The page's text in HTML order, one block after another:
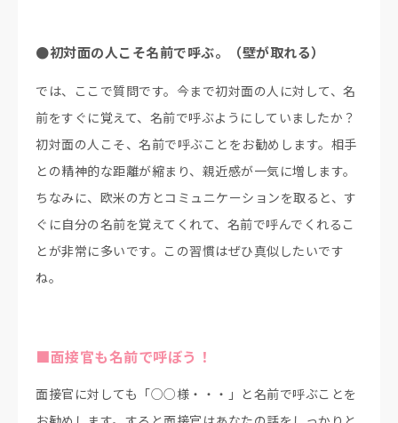
●初対面の人こそ名前で呼ぶ。（壁が取れる）
では、ここで質問です。今まで初対面の人に対して、名
前をすぐに覚えて、名前で呼ぶようにしていましたか？
初対面の人こそ、名前で呼ぶことをお勧めします。相手
との精神的な距離が縮まり、親近感が一気に増します。
ちなみに、欧米の方とコミュニケーションを取ると、す
ぐに自分の名前を覚えてくれて、名前で呼んでくれるこ
とが非常に多いです。この習慣はぜひ真似したいです
ね。
■面接官も名前で呼ぼう！
面接官に対しても「○○様・・・」と名前で呼ぶことを